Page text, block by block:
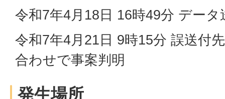
令和7年4月18日 16時49分 データ
令和7年4月21日 9時15分 誤送付
合わせで事案判明
発生場所